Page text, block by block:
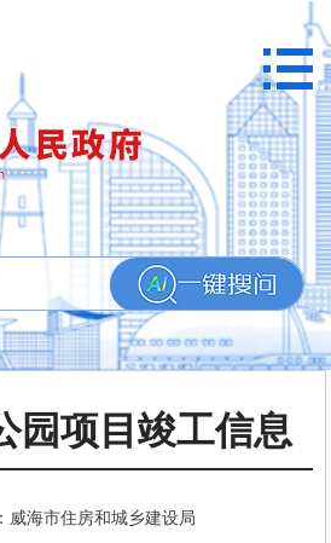
园项目竣工信息
威海市住房和城乡建设局